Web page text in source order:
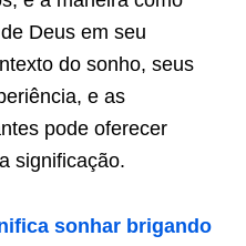
Deus em seu
do sonho, seus
e as
pode oferecer
significação.
sonhar brigando